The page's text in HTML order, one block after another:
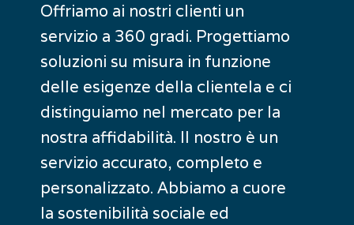
Offriamo ai nostri clienti un
servizio a 360 gradi. Progettiamo
soluzioni su misura in funzione
delle esigenze della clientela e ci
distinguiamo nel mercato per la
nostra affidabilità. Il nostro è un
servizio accurato, completo e
personalizzato. Abbiamo a cuore
la sostenibilità sociale ed